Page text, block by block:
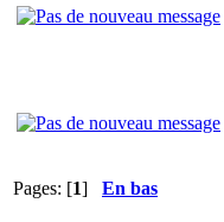
Pages: [1] En bas